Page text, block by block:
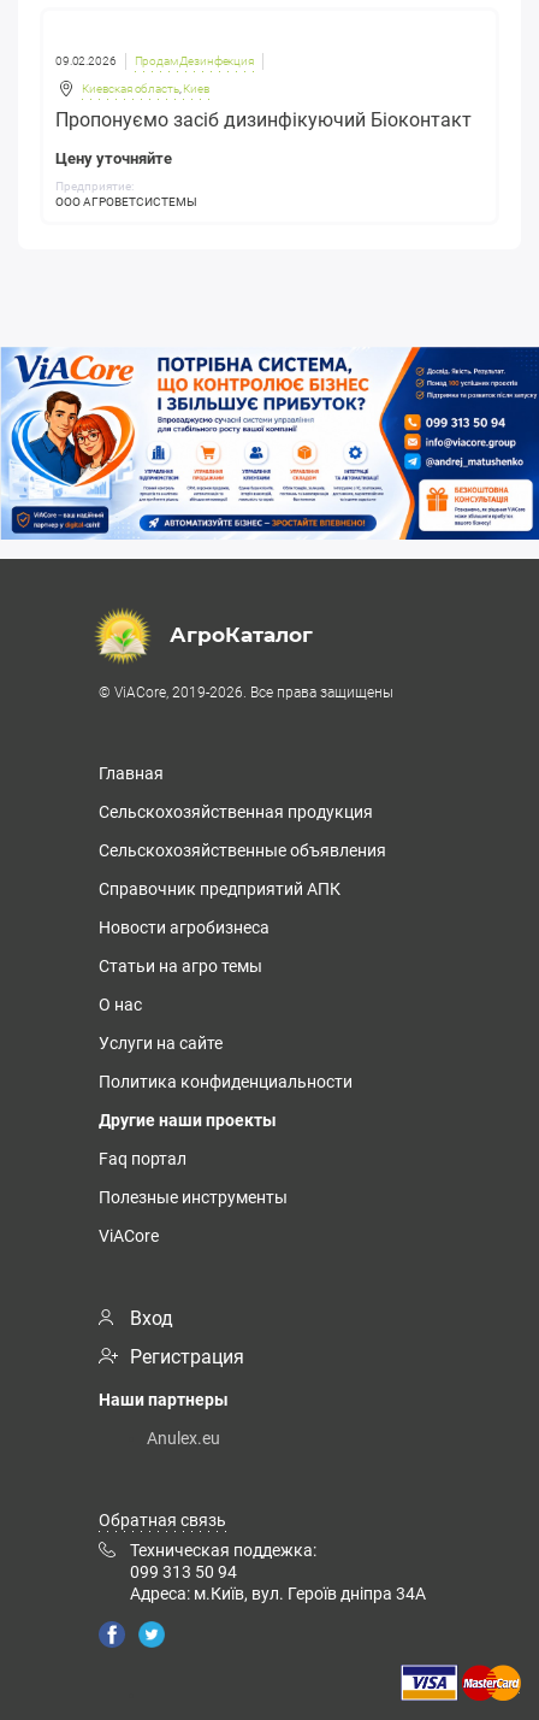
09.02.2026 Продам Дезинфекция
Киевская область, Киев
Пропонуємо засіб дизинфікуючий Біоконтакт
Цену уточняйте
Предприятие:
ООО АГРОВЕТСИСТЕМЫ
АгроКаталог
© ViACore, 2019-2026. Все права защищены
Главная
Сельскохозяйственная продукция
Сельскохозяйственные объявления
Справочник предприятий АПК
Новости агробизнеса
Статьи на агро темы
О нас
Услуги на сайте
Политика конфиденциальности
Другие наши проекты
Faq портал
Полезные инструменты
ViACore
Вход
Регистрация
Наши партнеры
Anulex.eu
Обратная связь
Техническая поддежка:
099 313 50 94
Адреса: м.Київ, вул. Героїв дніпра 34А